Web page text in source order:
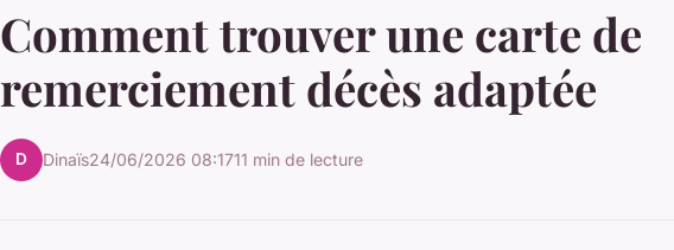
Comment trouver une carte de
remerciement décès adaptée
D Dinaïs24/06/2026 08:1711 min de lecture